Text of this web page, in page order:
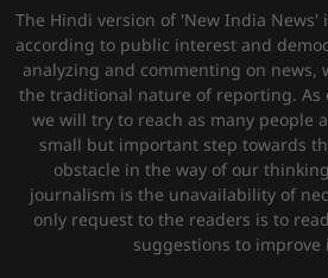
The Hindi version of 'New India
according to public interest and
analyzing and commenting on news,
the traditional nature of reporting. As
we will try to reach as many people
small but important step towards
obstacle in the way of our
journalism is the unavailability of
only request to the readers is to
suggestions to improve